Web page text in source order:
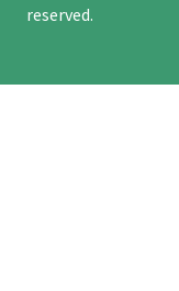
reserved.